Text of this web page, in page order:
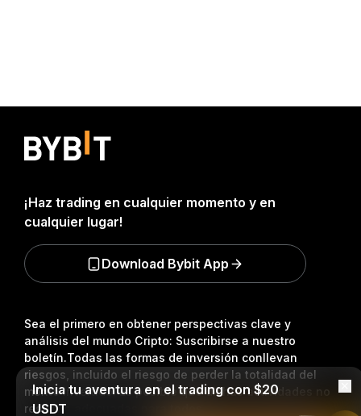
Sea el primero en obtener perspectivas clave y
análisis del mundo Cripto: Suscribirse a nuestro
boletín.Todas las formas de inversión conllevan
riesgos, incluido el riesgo de perder la totalidad del
monto invertido. Es posible que dichas actividades no
resulten adecuadas para todos.
¡Haz trading en cualquier momento y en
cualquier lugar!
Download Bybit App
Inicia tu aventura en el trading con $20
USDT